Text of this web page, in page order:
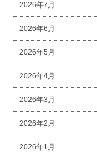
2026年7月
2026年6月
2026年5月
2026年4月
2026年3月
2026年2月
2026年1月